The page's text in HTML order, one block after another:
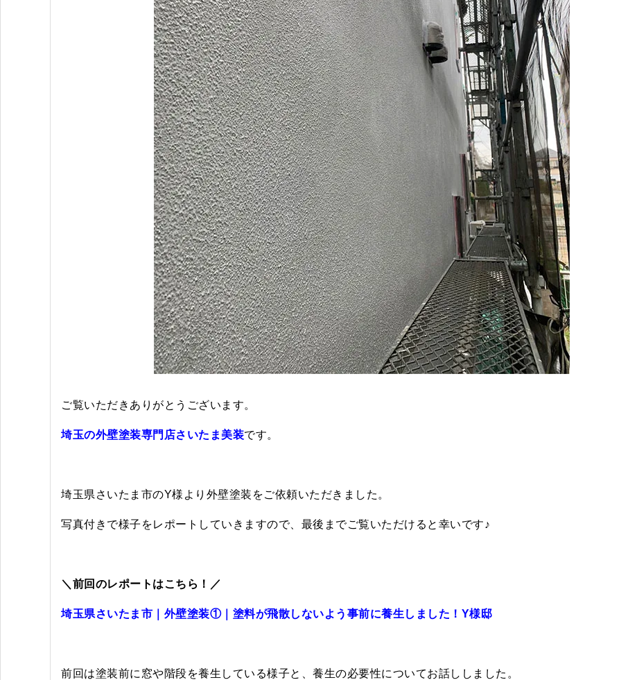
ご覧いただきありがとうございます。
埼玉の外壁塗装専門店さいたま美装です。
埼玉県さいたま市のY様より外壁塗装をご依頼いただきました。
写真付きで様子をレポートしていきますので、最後までご覧いただけると幸いです♪
＼前回のレポートはこちら！／
埼玉県さいたま市｜外壁塗装①｜塗料が飛散しないよう事前に養生しました！Y様邸
前回は塗装前に窓や階段を養生している様子と、養生の必要性についてお話ししました。